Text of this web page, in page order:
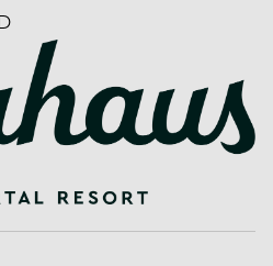
gibt es bereits seit
hat sich unser Hotel zu
modernsten
in einen 15.000 m²
Charme und Lebensgefühl
365 Tagen im Jahr
& kleinen Gäste mit
und Entspannung.